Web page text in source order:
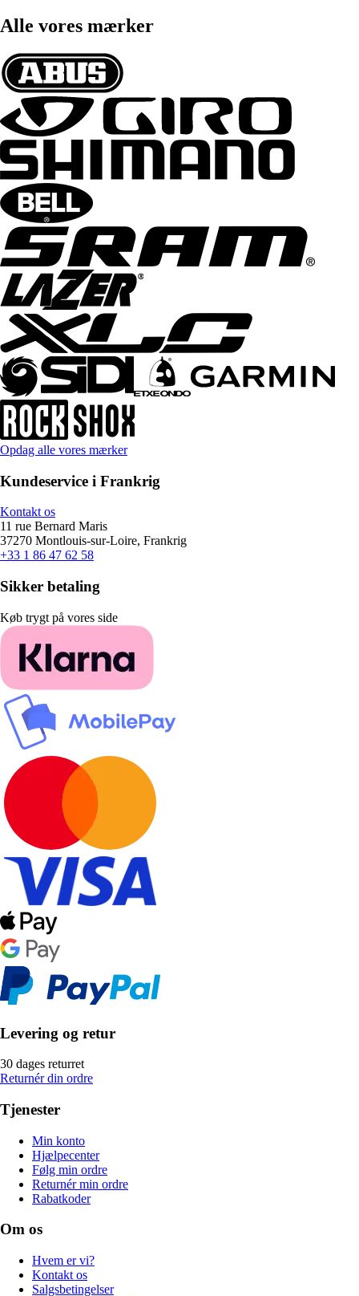
Alle vores mærker
Opdag alle vores mærker
Kundeservice i Frankrig
Kontakt os
11 rue Bernard Maris
37270 Montlouis-sur-Loire, Frankrig
+33 1 86 47 62 58
Sikker betaling
Køb trygt på vores side
Levering og retur
30 dages returret
Returnér din ordre
Tjenester
Min konto
Hjælpecenter
Følg min ordre
Returnér min ordre
Rabatkoder
Om os
Hvem er vi?
Kontakt os
Salgsbetingelser